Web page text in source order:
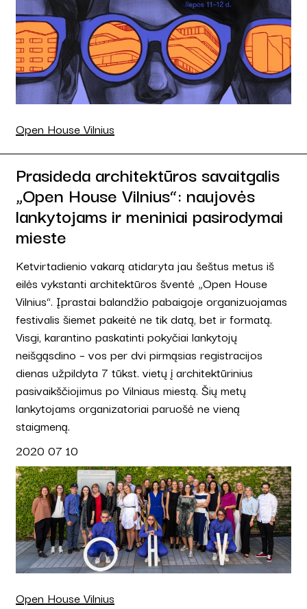
Open House Vilnius
Prasideda architektūros savaitgalis
„Open House Vilnius“: naujovės
lankytojams ir meniniai pasirodymai
mieste
Ketvirtadienio vakarą atidaryta jau šeštus metus iš
eilės vykstanti architektūros šventė „Open House
Vilnius“. Įprastai balandžio pabaigoje organizuojamas
festivalis šiemet pakeitė ne tik datą, bet ir formatą.
Visgi, karantino paskatinti pokyčiai lankytojų
neišgąsdino – vos per dvi pirmąsias registracijos
dienas užpildyta 7 tūkst. vietų į architektūrinius
pasivaikščiojimus po Vilniaus miestą. Šių metų
lankytojams organizatoriai paruošė ne vieną
staigmeną.
2020 07 10
Open House Vilnius